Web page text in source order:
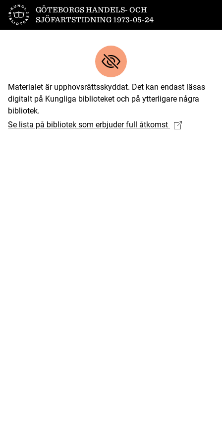
Till startsidanGÖTEBORGS HANDELS- OCH
SJÖFARTSTIDNING 1973-05-24
Materialet är upphovsrättsskyddat. Det kan endast läsas
digitalt på Kungliga biblioteket och på ytterligare några
bibliotek.
Se lista på bibliotek som erbjuder full åtkomst